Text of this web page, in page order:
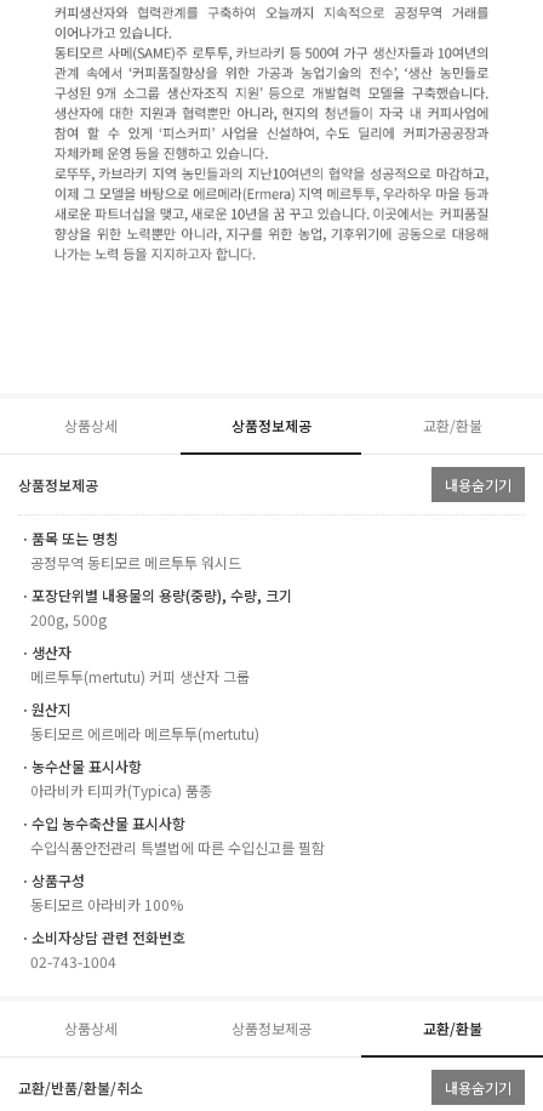
상품상세 상품정보제공 교환/환불
상품정보제공 내용숨기기
ㆍ품목 또는 명칭
공정무역 동티모르 메르투투 워시드
ㆍ포장단위별 내용물의 용량(중량), 수량, 크기
200g, 500g
ㆍ생산자
메르투투(mertutu) 커피 생산자 그룹
ㆍ원산지
동티모르 에르메라 메르투투(mertutu)
ㆍ농수산물 표시사항
아라비카 티피카(Typica) 품종
ㆍ수입 농수축산물 표시사항
수입식품안전관리 특별법에 따른 수입신고를 필함
ㆍ상품구성
동티모르 아라비카 100%
ㆍ소비자상담 관련 전화번호
02-743-1004
상품상세 상품정보제공 교환/환불
교환/반품/환불/취소 내용숨기기